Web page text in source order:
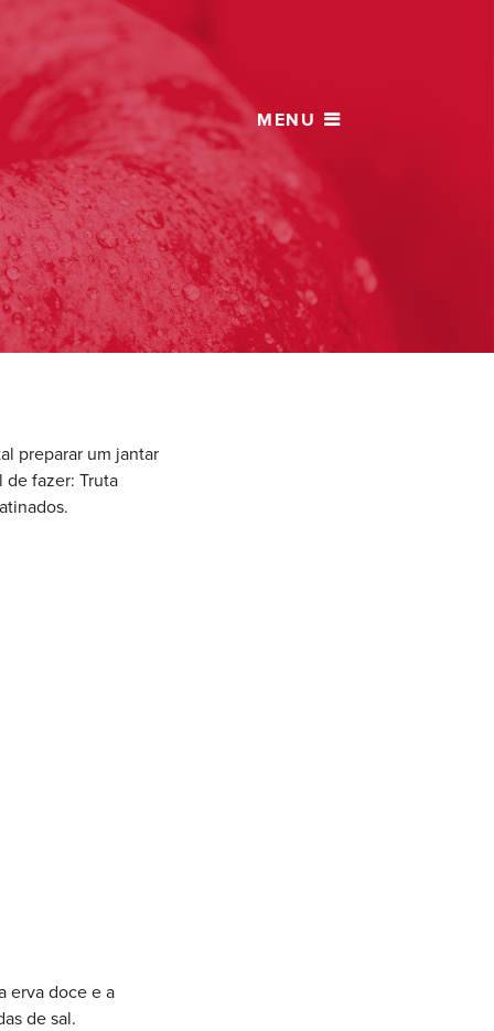
preparar um jantar
de fazer: Truta
erva doce e a
de sal.